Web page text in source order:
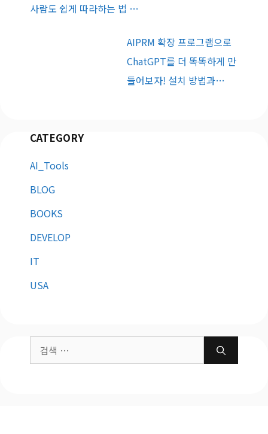
사람도 쉽게 따라하는 법 …
AIPRM 확장 프로그램으로
ChatGPT를 더 똑똑하게 만
들어보자! 설치 방법과…
CATEGORY
AI_Tools
BLOG
BOOKS
DEVELOP
IT
USA